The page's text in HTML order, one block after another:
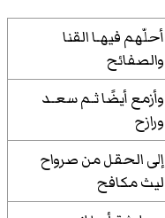
أحلّهم فيهـا القنا
والصفائح
وأزمع أيضًا ثـم سعـد
ورازح
إلى الحقل من صرواح
ليث مكافح